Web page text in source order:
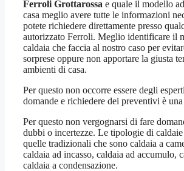
Ferroli Grottarossa e quale il modello
casa meglio avere tutte le informazioni
potete richiedere direttamente presso
autorizzato Ferroli. Meglio identificare il
caldaia che faccia al nostro caso per
sorprese oppure non apportare la giusta
ambienti di casa.
Per questo non occorre essere degli
domande e richiedere dei preventivi è
Per questo non vergognarsi di fare
dubbi o incertezze. Le tipologie di
quelle tradizionali che sono caldaia a
caldaia ad incasso, caldaia ad accumulo,
caldaia a condensazione.